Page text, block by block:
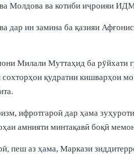
Молдова ва котиби иҷроияи
ин замина ба қазияи
Милали Муттаҳид ба рӯйхати
қудратии кишварҳои
ифротгароӣ дар ҳама
амнияти минтақавӣ боқӣ
аз ҳама, Маркази